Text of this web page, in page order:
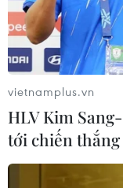
vietnamplus.vn
HLV Kim
tới chiến thắng